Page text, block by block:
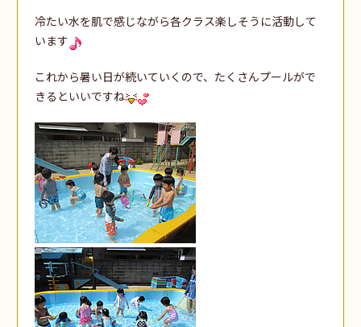
冷たい水を肌で感じながら各クラス楽しそうに活動して
います
これから暑い日が続いていくので、たくさんプールがで
きるといいですね